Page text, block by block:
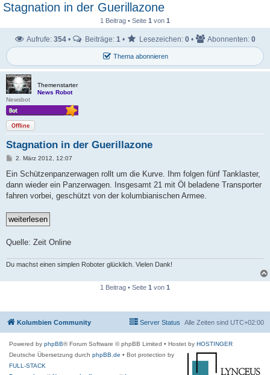
Stagnation in der Guerillazone
1 Beitrag • Seite 1 von 1
Thema abonnieren
Aufrufe: 354 • Beiträge: 1 • Lesezeichen: 0 • Abonnenten: 0
Themenstarter
News Robot
Newsbot
Offline
Stagnation in der Guerillazone
B
i
r
a
2. März 2012, 12:07
Ein Schützenpanzerwagen rollt um die Kurve. Ihm folgen fünf Tanklaster,
dann wieder ein Panzerwagen. Insgesamt 21 mit Öl beladene Transporter
fahren vorbei, geschützt von der kolumbianischen Armee.
Quelle: Zeit Online
Du machst einen simplen Roboter glücklich. Vielen Dank!
1 Beitrag • Seite 1 von 1
Kolumbien Community Alle Zeiten sind UTC+02:00
Server Status
Powered by phpBB® Forum Software © phpBB Limited • Hostet by HOSTINGER
Deutsche Übersetzung durch phpBB.de • Bot protection by
FULL-STACK